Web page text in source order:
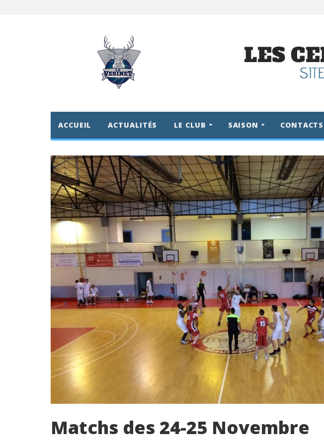
ACCUEIL ACTUALITÉS LE CLUB SAISON CONTACTS
Matchs des 24-25 Novembre